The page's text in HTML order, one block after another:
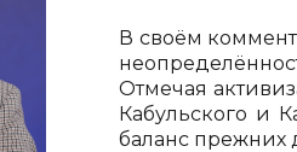
В своём
Отмечая
Кабульского и
баланс прежних